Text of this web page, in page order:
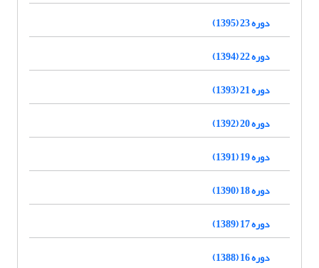
دوره 23 (1395)
دوره 22 (1394)
دوره 21 (1393)
دوره 20 (1392)
دوره 19 (1391)
دوره 18 (1390)
دوره 17 (1389)
دوره 16 (1388)